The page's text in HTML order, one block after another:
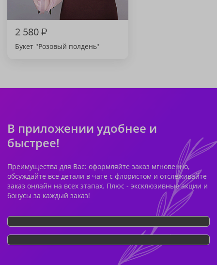
2 580₽
Букет "Розовый полдень"
В приложении удобнее и
быстрее!
Преимущества для Вас: оформляйте заказ мгновенно,
обсуждайте все детали в чате с флористом и отслеживайте
заказ онлайн на всех этапах. Плюс - эксклюзивные акции и
бонусы за каждый заказ!